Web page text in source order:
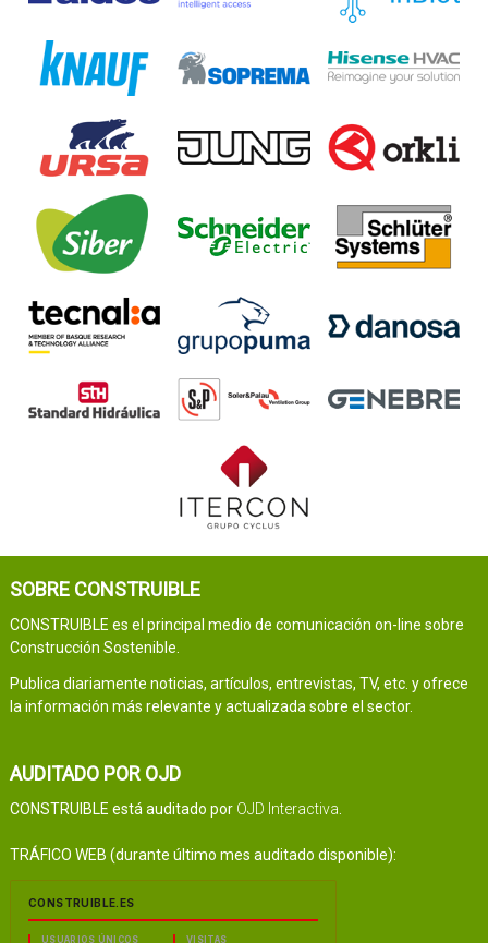
SOBRE CONSTRUIBLE
CONSTRUIBLE es el principal medio de comunicación on-line sobre
Construcción Sostenible.
Publica diariamente noticias, artículos, entrevistas, TV, etc. y ofrece
la información más relevante y actualizada sobre el sector.
AUDITADO POR OJD
CONSTRUIBLE está auditado por OJD Interactiva.
TRÁFICO WEB (durante último mes auditado disponible):